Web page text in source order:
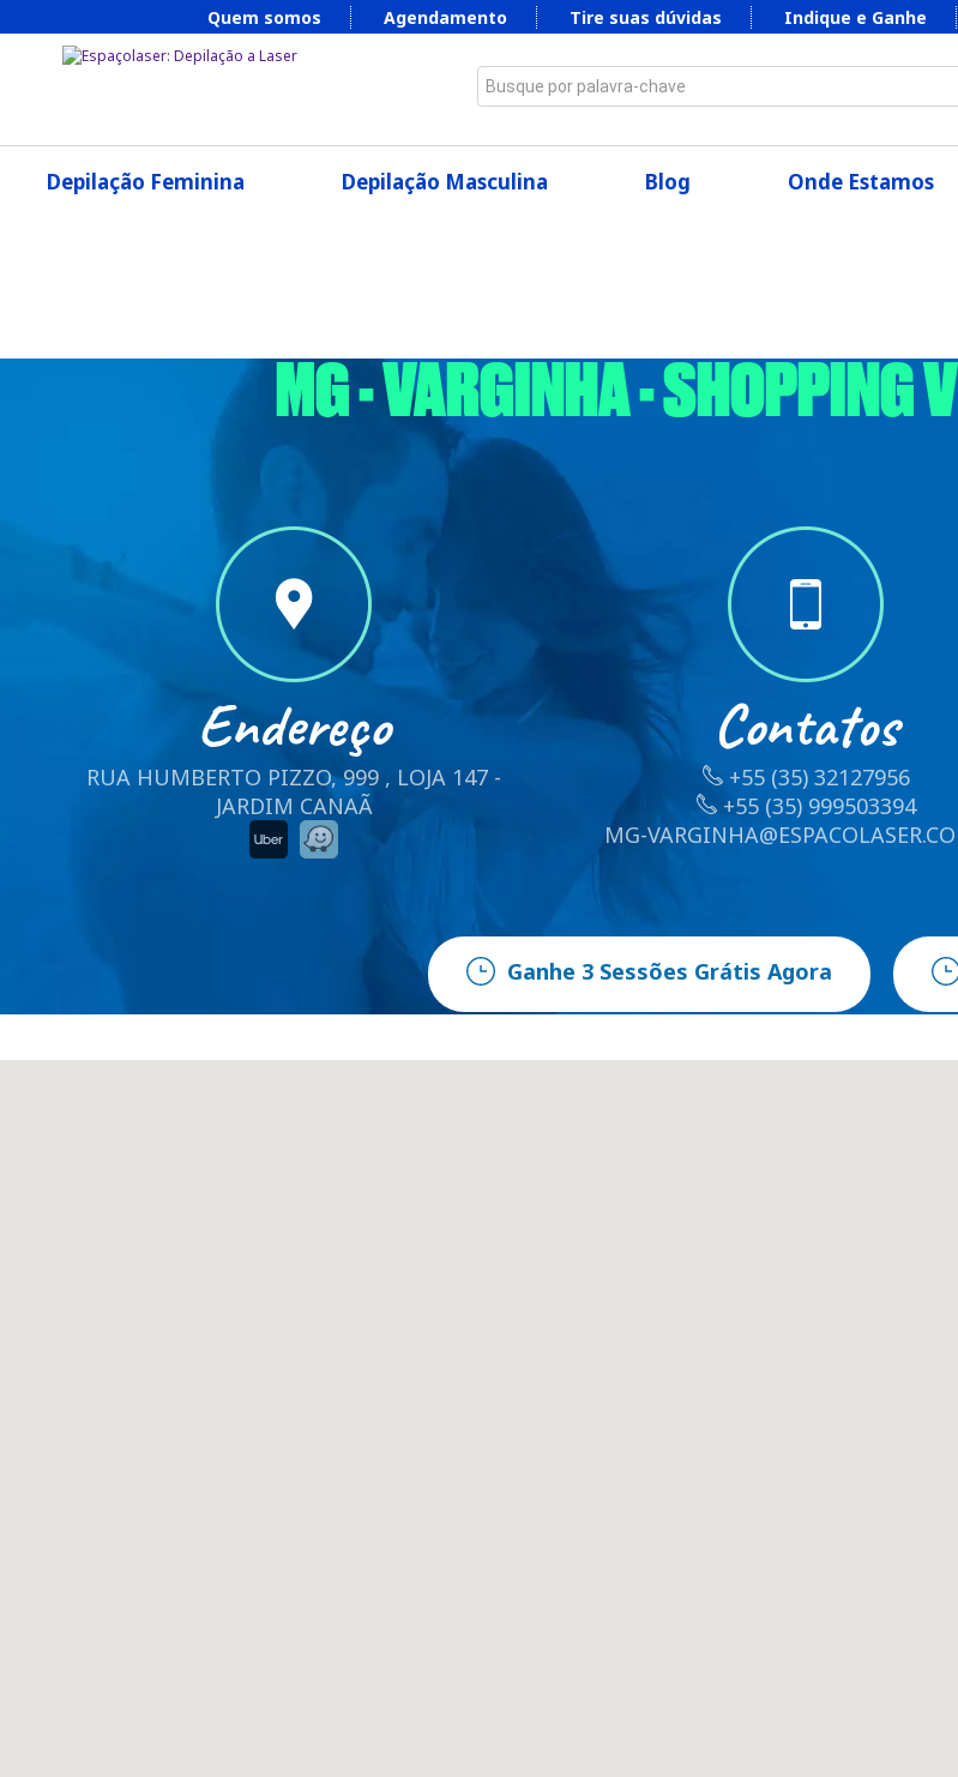
Quem somos Agendamento Tire suas dúvidas Indique e Ganhe
Busque por palavra-chave
Depilação Feminina Depilação Masculina Blog Onde Estamos
MG - VARGINHA - SHOPPING
Endereço
RUA HUMBERTO PIZZO, 999 , LOJA 147 -
JARDIM CANAÃ
Contatos
+55 (35) 32127956
+55 (35) 999503394
MG-
Ganhe 3 Sessões Grátis Agora